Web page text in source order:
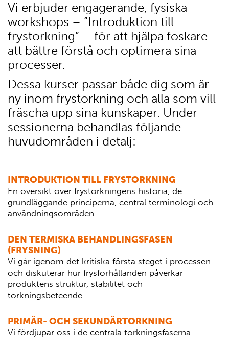
Vi erbjuder engagerande, fysiska
workshops – ”Introduktion till
frystorkning” – för att hjälpa foskare
att bättre förstå och optimera sina
processer.
Dessa kurser passar både dig som är
ny inom frystorkning och alla som vill
fräscha upp sina kunskaper. Under
sessionerna behandlas följande
huvudområden i detalj:
INTRODUKTION TILL FRYSTORKNING
En översikt över frystorkningens historia, de
grundläggande principerna, central terminologi och
användningsområden.
DEN TERMISKA BEHANDLINGSFASEN
(FRYSNING)
Vi går igenom det kritiska första steget i processen
och diskuterar hur frysförhållanden påverkar
produktens struktur, stabilitet och
torkningsbeteende.
PRIMÄR- OCH SEKUNDÄRTORKNING
Vi fördjupar oss i de centrala torkningsfaserna.